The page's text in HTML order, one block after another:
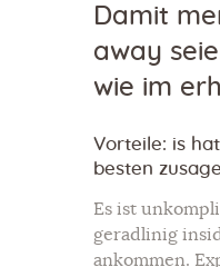
Damit
away
wie im
Vorteile: is
besten
Es ist
geradlinig
ankommen.